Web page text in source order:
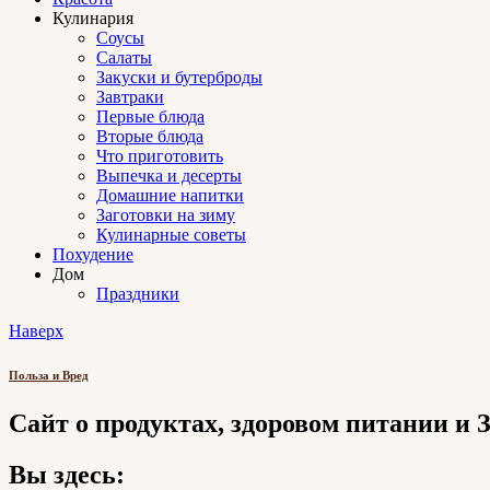
Кулинария
Соусы
Салаты
Закуски и бутерброды
Завтраки
Первые блюда
Вторые блюда
Что приготовить
Выпечка и десерты
Домашние напитки
Заготовки на зиму
Кулинарные советы
Похудение
Дом
Праздники
Наверх
Польза и Вред
Сайт о продуктах, здоровом питании
Вы здесь: